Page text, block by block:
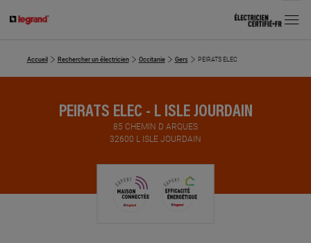
MENU
Accueil Rechercher un électricien Occitanie Gers PEIRATS ELEC
PEIRATS ELEC - L ISLE JOURDAIN
85 CHEMIN D ARQUES
32600 L ISLE JOURDAIN